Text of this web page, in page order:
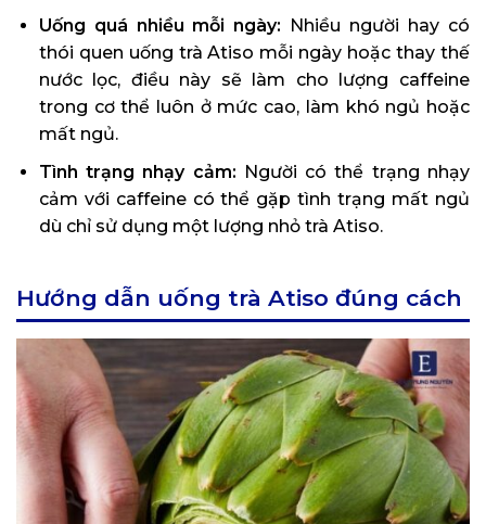
Uống quá nhiều mỗi ngày: Nhiều người hay có
thói quen uống trà Atiso mỗi ngày hoặc thay thế
nước lọc, điều này sẽ làm cho lượng caffeine
trong cơ thể luôn ở mức cao, làm khó ngủ hoặc
mất ngủ.
Tình trạng nhạy cảm: Người có thể trạng nhạy
cảm với caffeine có thể gặp tình trạng mất ngủ
dù chỉ sử dụng một lượng nhỏ trà Atiso.
Hướng dẫn uống trà Atiso đúng cách